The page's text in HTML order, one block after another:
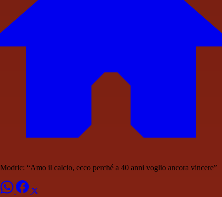
Modric: “Amo il calcio, ecco perché a 40 anni voglio ancora vincere”